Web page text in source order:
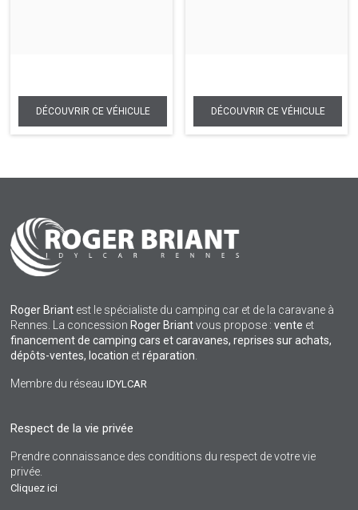
Roger Briant est le spécialiste du camping car et de la caravane à
Rennes. La concession Roger Briantvous propose : vente et
financement de camping cars et caravanes, reprises sur achats,
dépôts-ventes, location etréparation.
Membre du réseauIDYLCAR
Respect de la vie privée
Prendre connaissance des conditions du respect de votre vie
privée.
Cliquez ici